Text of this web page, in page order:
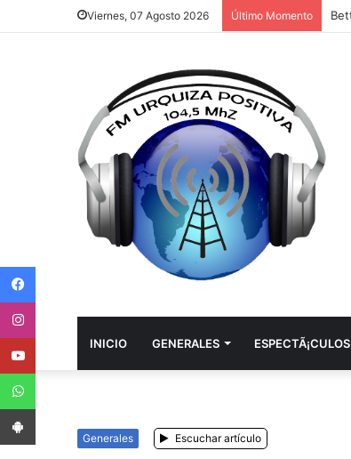
Viernes, 07 Agosto 2026 Último Momento
INICIO GENERALES ESPECTÃ¡CULOS
Generales Escuchar artículo
WhatsApp